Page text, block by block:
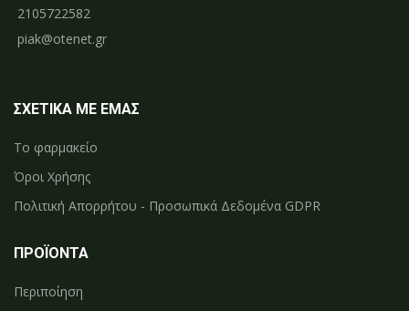
2105722582
piak@otenet.gr
ΣΧΕΤΙΚΑ ΜΕ ΕΜΑΣ
Το φαρμακείο
Όροι Χρήσης
Πολιτική Απορρήτου - Προσωπικά Δεδομένα GDPR
ΠΡΟΪΟΝΤΑ
Περιποίηση